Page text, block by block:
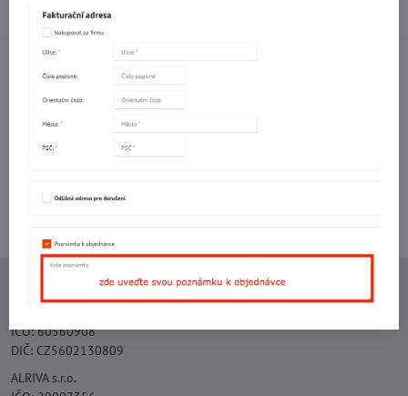
Diskuse 0
Facebook TwitterBluesky
Potřebujete poradit s objednávkou?
Kontaktujte nás:
+420 577 523 563
Ing. Vojtěch Lečbych - IVL
IČO: 60560908
DIČ: CZ5602130809
ALRIVA s.r.o.